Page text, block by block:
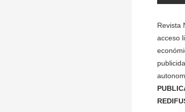
Revista
acceso